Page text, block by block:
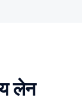
लेन